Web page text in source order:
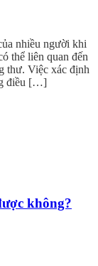
nhiều người khi
thể liên quan đến
thư. Việc xác định
điều […]
không?